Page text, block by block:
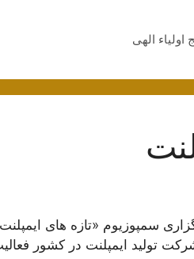
اولیاء الهی
سمپوزیوم «تازه های